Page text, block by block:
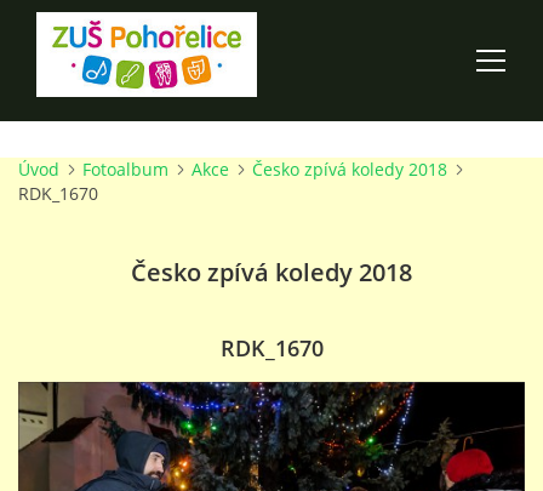
ÚVOD
O ŠKOLE
PRO RODIČE
Úvod Fotoalbum Akce
Česko zpívá koledy 2018
RDK_1670
Česko zpívá koledy 2018
RDK_1670